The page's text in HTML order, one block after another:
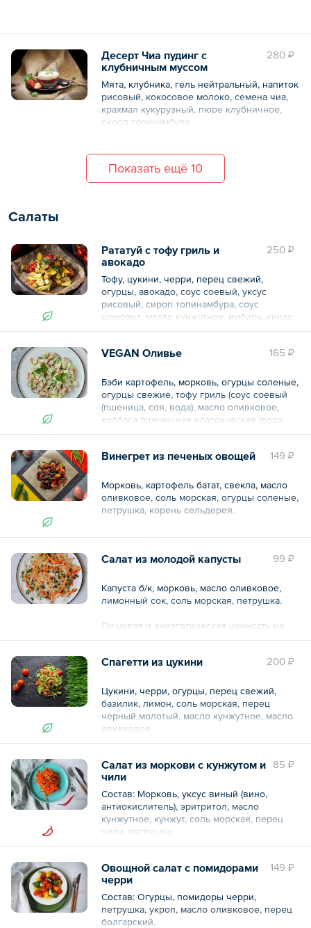
Общий вес – 150 г
280 ₽
Десерт Чиа пудинг с
клубничным муссом
Мята, клубника, гель нейтральный, напиток
рисовый, кокосовое молоко, семена чиа,
крахмал кукурузный, пюре клубничное,
сироп топинамбура.
Показать ещё 10
Салаты
250 ₽
Рататуй с тофу гриль и
авокадо
Тофу, цукини, черри, перец свежий,
огурцы, авокадо, соус соевый, уксус
рисовый, сироп топинамбура, соус
шрирача, масло кунжутное, имбирь, кинза,
кунжут, масло оливковое, лук зеленый.
165 ₽
VEGAN Оливье
Бэби картофель, морковь, огурцы соленые,
огурцы свежие, тофу гриль (соус соевый
(пшеница, соя, вода), масло оливковое,
колбаса пшеничная классическая (вода
питьевая, масло кокосовое, глютен
крахмал картофельный
добавка (соль, белок соевый, экстракт
дрожжевой, сахар, крахмал, фруктоза,
стабилизатор каррагинан, вещества
ферментированный, горошек с/м, укроп,
подсолнечное, изолят соевого белка,
сахар, соль, загустители: крахмал
тапиоковый и камедь рожкового дерева,
КБЖУ: 108,2/5/6,1/8,4
149 ₽
Винегрет из печеных овощей
Морковь, картофель батат, свекла, масло
оливковое, соль морская, огурцы соленые,
петрушка, корень сельдерея.
Пищевая и энергетическая ценность на
Белки 2,3
Углеводы 15,8
Ккал 123,9/495
Общий вес – 150 г
99 ₽
Салат из молодой капусты
Капуста б/к, морковь, масло оливковое,
лимонный сок, соль морская, петрушка.
Пищевая и энергетическая ценность на
100 г:
Жиры 8
Ккал 120/480
Общий вес – 150 г
200 ₽
Спагетти из цукини
Цукини, черри, огурцы, перец свежий,
базилик, лимон, соль морская, перец
черный молотый, масло кунжутное, масло
оливковое.
Общий вес – 150 г 85 ₽
Салат из моркови с кунжутом и
чили
Состав: Морковь, уксус виный (вино,
антиокислитель), эритритол, масло
кунжутное, кунжут, соль морская, перец
чили, петрушка.
100 г.:
Белки — 1,8
Жиры — 4,4
Углеводы — 7,7
Ккал — 77,4/308
149 ₽
Овощной салат с помидорами
черри
Состав: Огурцы, помидоры черри,
петрушка, укроп, масло оливковое, перец
болгарский.